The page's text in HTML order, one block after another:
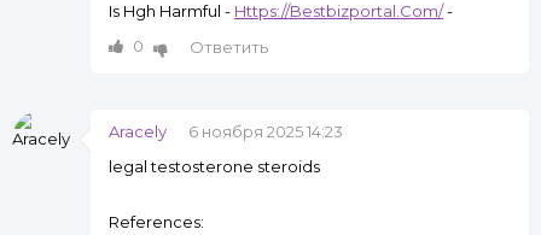
Is Hgh Harmful - Https://Bestbizportal.Com/-
0
Ответить
Aracely
6 ноября 2025 14:23
legal testosterone steroids
References: